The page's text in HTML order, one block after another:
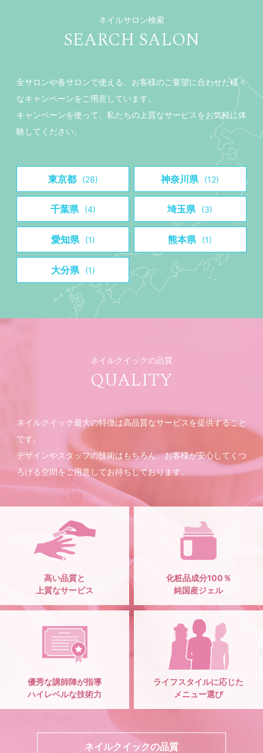
ネイルサロン検索
SEARCH SALON
全サロンや各サロンで使える、お客様のご要望に合わせた様々
なキャンペーンをご用意しています。
キャンペーンを使って、私たちの上質なサービスをお気軽に体
験してください。
東京都 (28) 神奈川県 (12)
千葉県 (4) 埼玉県 (3)
愛知県 (1) 熊本県 (1)
大分県 (1)
ネイルクイックの品質
QUALITY
ネイルクイック最大の特徴は高品質なサービスを提供すること
です。
デザインやスタッフの技術はもちろん、お客様が安心してくつ
ろげる空間をご用意してお待ちしております。
高い品質と
上質なサービス
化粧品成分100％
純国産ジェル
優秀な講師陣が指導
ハイレベルな技術力
ライフスタイルに応じた
メニュー選び
ネイルクイックの品質